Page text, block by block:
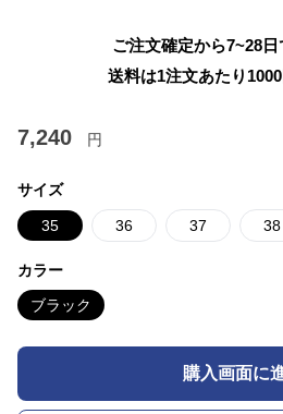
ご注文確定から7~28
送料は1注文あたり 1000
7,240 円
サイズ
35 36 37 38
カラー
ブラック
購入画面に